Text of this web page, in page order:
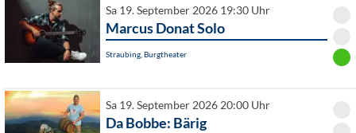
Sa 19. September 2026 19:30 Uhr
Marcus Donat Solo
Straubing, Burgtheater
Sa 19. September 2026 20:00 Uhr
Da Bobbe: Bärig